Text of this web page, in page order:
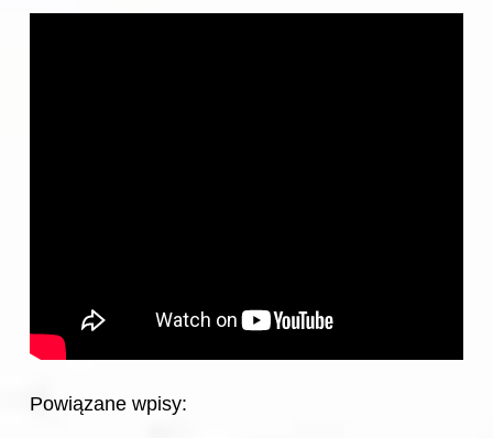
Powiązane wpisy: